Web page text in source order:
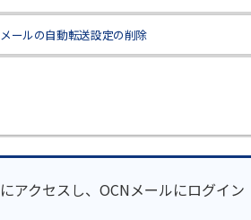
メールの自動転送設定の削除
にアクセスし、OCNメールにログイン